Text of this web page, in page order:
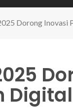
Dorong Inovasi
Digital